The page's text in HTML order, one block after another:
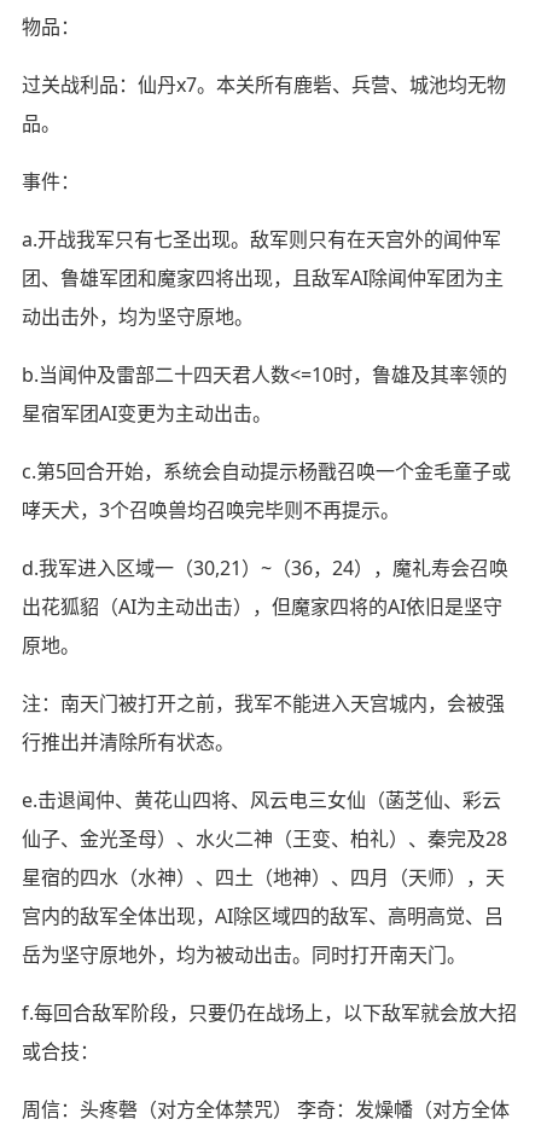
物品：
过关战利品：仙丹x7。本关所有鹿砦、兵营、城池均无物
品。
事件：
a.开战我军只有七圣出现。敌军则只有在天宫外的闻仲军
团、鲁雄军团和魔家四将出现，且敌军AI除闻仲军团为主
动出击外，均为坚守原地。
b.当闻仲及雷部二十四天君人数<=10时，鲁雄及其率领的
星宿军团AI变更为主动出击。
c.第5回合开始，系统会自动提示杨戬召唤一个金毛童子或
哮天犬，3个召唤兽均召唤完毕则不再提示。
d.我军进入区域一（30,21）~（36，24），魔礼寿会召唤
出花狐貂（AI为主动出击），但魔家四将的AI依旧是坚守
原地。
注：南天门被打开之前，我军不能进入天宫城内，会被强
行推出并清除所有状态。
e.击退闻仲、黄花山四将、风云电三女仙（菡芝仙、彩云
仙子、金光圣母）、水火二神（王变、柏礼）、秦完及28
星宿的四水（水神）、四土（地神）、四月（天师），天
宫内的敌军全体出现，AI除区域四的敌军、高明高觉、吕
岳为坚守原地外，均为被动出击。同时打开南天门。
f.每回合敌军阶段，只要仍在战场上，以下敌军就会放大招
或合技：
周信：头疼磬（对方全体禁咒） 李奇：发燥幡（对方全体